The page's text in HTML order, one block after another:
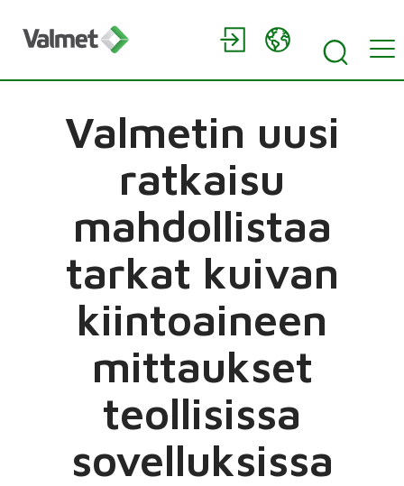
Valmetin uusi
ratkaisu
mahdollistaa
tarkat kuivan
kiintoaineen
mittaukset
teollisissa
sovelluksissa